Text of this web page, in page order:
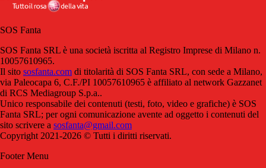
SOS Fanta
SOS Fanta SRL è una società iscritta al Registro Imprese di Milano n.
10057610965.
Il sito sosfanta.com di titolarità di SOS Fanta SRL, con sede a Milano,
via Paleocapa 6, C.F./PI 10057610965 è affiliato al network Gazzanet
di RCS Mediagroup S.p.a..
Unico responsabile dei contenuti (testi, foto, video e grafiche) è SOS
Fanta SRL; per ogni comunicazione avente ad oggetto i contenuti del
sito scrivere a sosfanta@gmail.com
Copyright 2021-2026 © Tutti i diritti riservati.
Footer Menu